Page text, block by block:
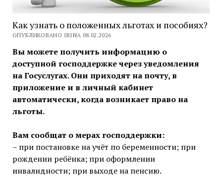
Как узнать о положенных льготах и пособиях?
ОПУБЛИКОВАНО IRINA 08.02.2026
Вы можете получить информацию о
доступной господдержке через уведомления
на Госуслугах. Они приходят на почту, в
приложение и в личный кабинет
автоматически, когда возникает право на
льготы.
Вам сообщат о мерах господдержки:
– при постановке на учёт по беременности; при
рождении ребёнка; при оформлении
инвалидности; при выходе на пенсию.